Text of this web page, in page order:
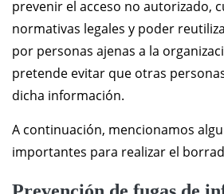
prevenir el acceso no autorizado,
normativas legales y poder
por personas ajenas a la
pretende evitar que otras
dicha información.
A continuación, mencionamos
importantes para realizar el